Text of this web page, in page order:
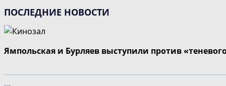
ПОСЛЕДНИЕ НОВОСТИ
Ямпольская и Бурляев выступили против